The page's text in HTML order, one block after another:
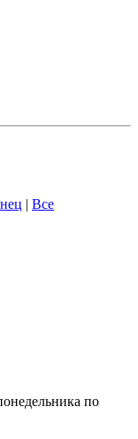
| Все
по